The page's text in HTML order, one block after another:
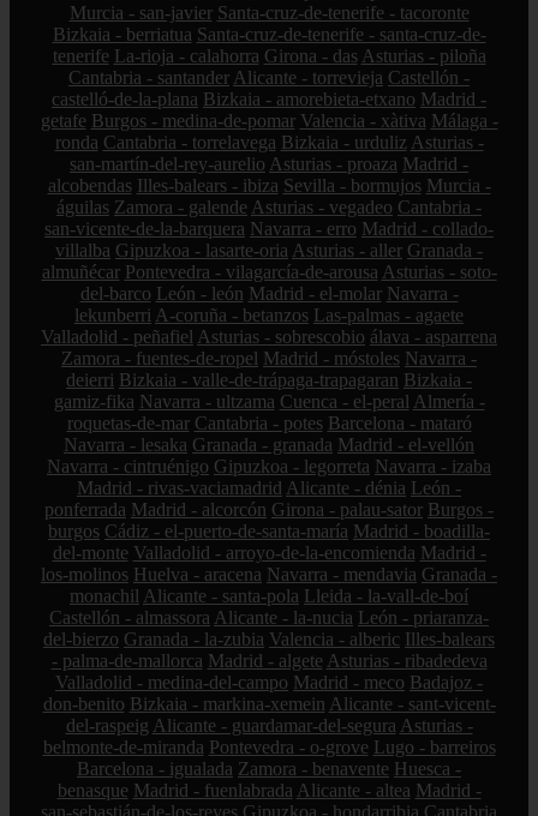
Murcia - san-javier Santa-cruz-de-tenerife - tacoronte
Bizkaia - berriatua Santa-cruz-de-tenerife - santa-cruz-de-
tenerife La-rioja - calahorra Girona - das Asturias - piloña
Cantabria - santander Alicante - torrevieja Castellón -
castelló-de-la-plana Bizkaia - amorebieta-etxano Madrid -
getafe Burgos - medina-de-pomar Valencia - xàtiva Málaga -
ronda Cantabria - torrelavega Bizkaia - urduliz Asturias -
san-martín-del-rey-aurelio Asturias - proaza Madrid -
alcobendas Illes-balears - ibiza Sevilla - bormujos Murcia -
águilas Zamora - galende Asturias - vegadeo Cantabria -
san-vicente-de-la-barquera Navarra - erro Madrid - collado-
villalba Gipuzkoa - lasarte-oria Asturias - aller Granada -
almuñécar Pontevedra - vilagarcía-de-arousa Asturias - soto-
del-barco León - león Madrid - el-molar Navarra -
lekunberri A-coruña - betanzos Las-palmas - agaete
Valladolid - peñafiel Asturias - sobrescobio álava - asparrena
Zamora - fuentes-de-ropel Madrid - móstoles Navarra -
deierri Bizkaia - valle-de-trápaga-trapagaran Bizkaia -
gamiz-fika Navarra - ultzama Cuenca - el-peral Almería -
roquetas-de-mar Cantabria - potes Barcelona - mataró
Navarra - lesaka Granada - granada Madrid - el-vellón
Navarra - cintruénigo Gipuzkoa - legorreta Navarra - izaba
Madrid - rivas-vaciamadrid Alicante - dénia León -
ponferrada Madrid - alcorcón Girona - palau-sator Burgos -
burgos Cádiz - el-puerto-de-santa-maría Madrid - boadilla-
del-monte Valladolid - arroyo-de-la-encomienda Madrid -
los-molinos Huelva - aracena Navarra - mendavia Granada -
monachil Alicante - santa-pola Lleida - la-vall-de-boí
Castellón - almassora Alicante - la-nucia León - priaranza-
del-bierzo Granada - la-zubia Valencia - alberic Illes-balears
- palma-de-mallorca Madrid - algete Asturias - ribadedeva
Valladolid - medina-del-campo Madrid - meco Badajoz -
don-benito Bizkaia - markina-xemein Alicante - sant-vicent-
del-raspeig Alicante - guardamar-del-segura Asturias -
belmonte-de-miranda Pontevedra - o-grove Lugo - barreiros
Barcelona - igualada Zamora - benavente Huesca -
benasque Madrid - fuenlabrada Alicante - altea Madrid -